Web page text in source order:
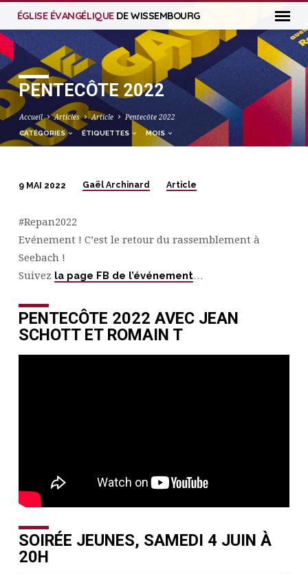
ÉGLISE ÉVANGÉLIQUE DE WISSEMBOURG
PENTECÔTE 2022
Accueil Articles Article Pentecôte 2022
CATÉGORIES ÉTIQUETTES MOIS
2022
9 MAI 2022 Gaël Archinard Article
#Repan2022
Evénement ! C’est le retour du rassemblement à
Seebach !
Suivez la page FB de l’événement…
PENTECÔTE 2022 AVEC JEAN
SCHOTT ET ROMAIN T
SOIRÉE JEUNES, SAMEDI 4 JUIN À
20H